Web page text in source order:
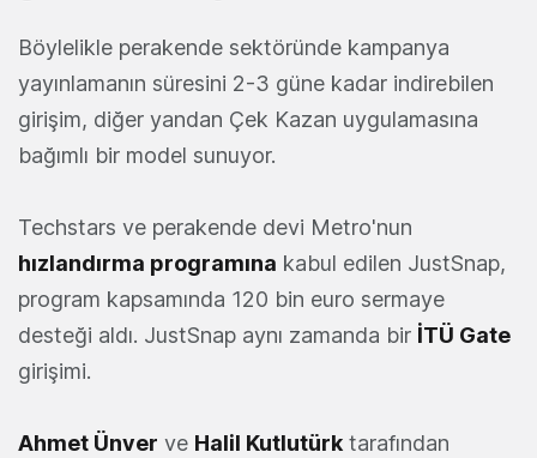
Böylelikle perakende sektöründe kampanya
yayınlamanın süresini 2-3 güne kadar indirebilen
girişim, diğer yandan Çek Kazan uygulamasına
bağımlı bir model sunuyor.
Techstars ve perakende devi Metro'nun
hızlandırma programına kabul edilen JustSnap,
program kapsamında 120 bin euro sermaye
desteği aldı. JustSnap aynı zamanda bir İTÜ Gate
girişimi.
Ahmet Ünver ve Halil Kutlutürk tarafından